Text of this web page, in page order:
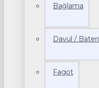
Bağlama
Davul / Bateri
Fagot